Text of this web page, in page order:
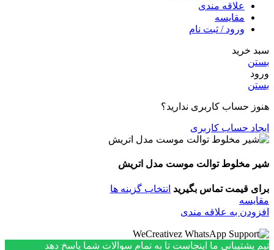
علاقه مندی
مقایسه
ورود / ثبت نام
سبد خرید
بستن
ورود
بستن
هنوز حساب کاربری ندارید؟
ایجاد حساب کاربری
شیر مخلوط توالت موست مدل اتریش
برای قیمت تماس بگیرید انتخاب گزینه ها
مقایسه
افزودن به علاقه مندی
تیم پشتیبانی ما اینجاست تا به تمام سوالات شما پاسخ دهد